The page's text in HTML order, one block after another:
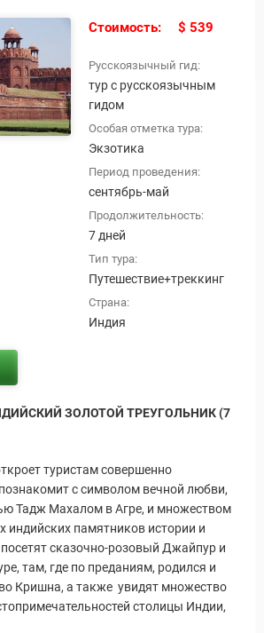
Новости и Отчеты
Стоимость: $ 539
Русскоязычный гид:
тур с русскоязычным
гидом
Особая отметка тура:
Экзотика
Период проведения:
сентябрь-май
Продолжительность:
7 дней
Тип тура:
Путешествие+треккинг
Страна:
Индия
ЗОЛОТОЙ ТРЕУГОЛЬНИК (7
туристам совершенно
с символом вечной любви,
Тадж Махалом в Агре, и множеством
индийских памятников истории и
сказочно-розовый Джайпур и
там, где по преданиям, родился и
Кришна, а также увидят множество
столицы Индии,